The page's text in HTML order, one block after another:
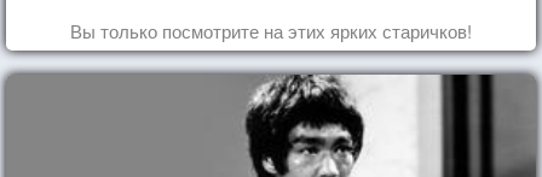
Вы только посмотрите на этих ярких старичков!